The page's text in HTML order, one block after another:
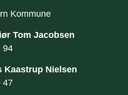
Kommune
Tom Jacobsen
94
Kaastrup Nielsen
47